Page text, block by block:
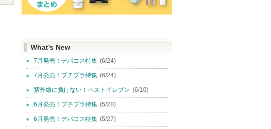
What's New
7月発売！デパコス特集 (6/24)
7月発売！プチプラ特集 (6/24)
紫外線に負けない！ベストイレブン (6/10)
6月発売！プチプラ特集 (5/28)
6月発売！デパコス特集 (5/27)